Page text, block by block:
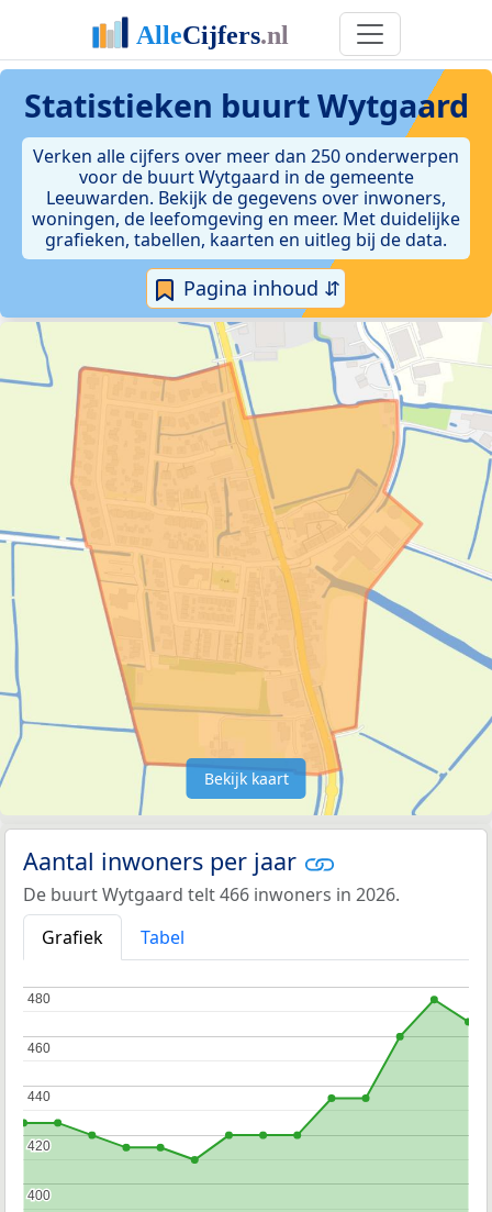
Statistieken buurt Wytgaard
Verken alle cijfers over meer dan 250 onderwerpen
voor de buurt Wytgaard in de gemeente
Leeuwarden. Bekijk de gegevens over inwoners,
woningen, de leefomgeving en meer. Met duidelijke
grafieken, tabellen, kaarten en uitleg bij de data.
Pagina inhoud ⇵
Bekijk kaart
Aantal inwoners per jaar
De buurt Wytgaard telt 466 inwoners in 2026.
Grafiek
Tabel
400
400
420
420
440
440
460
460
480
480